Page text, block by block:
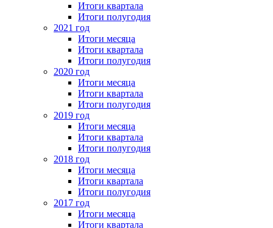
Итоги квартала
Итоги полугодия
2021 год
Итоги месяца
Итоги квартала
Итоги полугодия
2020 год
Итоги месяца
Итоги квартала
Итоги полугодия
2019 год
Итоги месяца
Итоги квартала
Итоги полугодия
2018 год
Итоги месяца
Итоги квартала
Итоги полугодия
2017 год
Итоги месяца
Итоги квартала